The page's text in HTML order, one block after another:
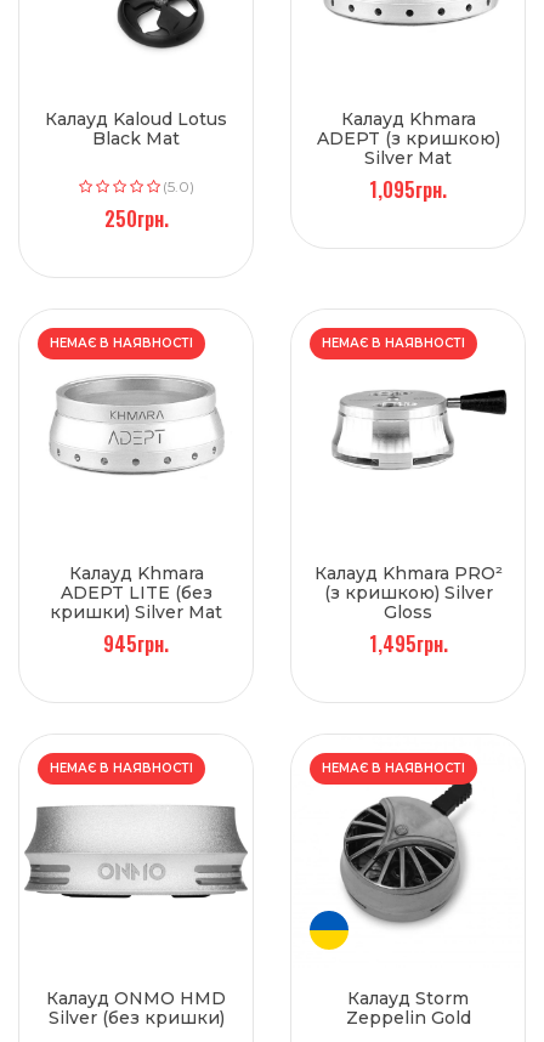
Калауд Kaloud Lotus
Black Mat
(5.0)
250грн.
Калауд Khmara
ADEPT (з кришкою)
Silver Mat
1,095грн.
НЕМАЄ В НАЯВНОСТІ
Калауд Khmara
ADEPT LITE (без
кришки) Silver Mat
945грн.
НЕМАЄ В НАЯВНОСТІ
Калауд Khmara PRO²
(з кришкою) Silver
Gloss
1,495грн.
НЕМАЄ В НАЯВНОСТІ
Калауд ONMO HMD
Silver (без кришки)
НЕМАЄ В НАЯВНОСТІ
Калауд Storm
Zeppelin Gold